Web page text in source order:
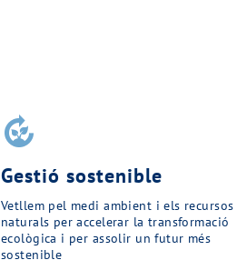
compost
Gestió sostenible
Vetllem pel medi ambient i els recursos
naturals per accelerar la transformació
ecològica i per assolir un futur més
sostenible